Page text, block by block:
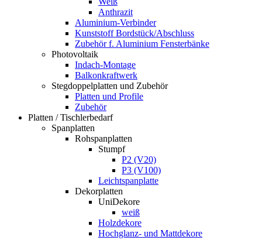
Anthrazit
Aluminium-Verbinder
Kunststoff Bordstück/Abschluss
Zubehör f. Aluminium Fensterbänke
Photovoltaik
Indach-Montage
Balkonkraftwerk
Stegdoppelplatten und Zubehör
Platten und Profile
Zubehör
Platten / Tischlerbedarf
Spanplatten
Rohspanplatten
Stumpf
P2 (V20)
P3 (V100)
Leichtspanplatte
Dekorplatten
UniDekore
weiß
Holzdekore
Hochglanz- und Mattdekore